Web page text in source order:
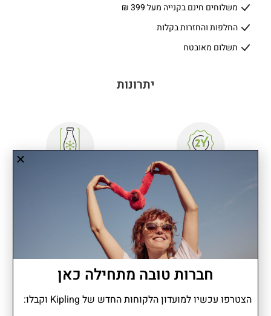
משלוחים חינם בקנייה מעל 399 ₪
החלפות והחזרות בקלות
תשלום מאובטח
יתרונות
שנתיים אחריות תא מבודד לבקבוק
דוחה מים
חברות טובה מתחילה כאן
הצטרפו עכשיו למועדון הלקוחות החדש של Kipling וקבלו: